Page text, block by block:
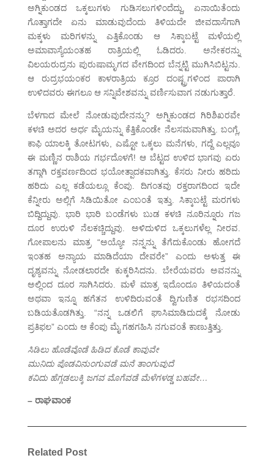
ಅಗ್ನಿಕುಂಡದ ಒಕ್ಕಲುಗಳು ಗುಡಿಸಲುಗಳಿಂದೆದ್ದು, ಏನಾಯಿತೆಂದು
ಗೊತ್ತಾಗದೇ ಏನು ಮಾಡುವುದೆಂದು ತಿಳಿಯದೇ ಜೀವದಾಸೆಗಾಗಿ
ಮಕ್ಕಳು ಮರಿಗಳನ್ನು ಎತ್ತಿಕೊಂಡು ಆ ಸಿಕ್ಕಾಬಟ್ಟೆ ಮಳೆಯಲ್ಲಿ
ಅಮಾವಾಸ್ಯೆಯಂತಹ ರಾತ್ರಿಯಲ್ಲಿ ಓಡಿದರು. ಅನೇಕರನ್ನು
ವಿಲಯರುದ್ರನು ಪುರುಷಾಮೃಗದ ವೇಗದಿಂದ ಬೆನ್ನಟ್ಟಿ ಮುಗಿಸಿಬಿಟ್ಟನು.
ಆ ರುದ್ರಭಯಂಕರ ಕಾಳರಾತ್ರಿಯ ಕ್ರೂರ ದಂಷ್ಟ್ರಗಳಿಂದ ಪಾರಾಗಿ
ಉಳಿದವರು ಈಗಲೂ ಆ ಸನ್ನಿವೇಶವನ್ನು ವರ್ಣಿಸುವಾಗ ನಡುಗುತ್ತಾರೆ.
ಬೆಳಗಾದ ಮೇಲೆ ನೋಡುವುದೇನನ್ನು? ಅಗ್ನಿಕುಂಡದ ಗಿರಿಶಿಖರವೇ
ಕಳಚಿ ಅದರ ಅರ್ಧ ಮೈಯನ್ನು ಕೆತ್ತಿಕೊಂಡೇ ನೆಲಸಮವಾಗಿತ್ತು. ಬಂಗ್ಲೆ,
ಕಾಫಿ ಯಾಲಕ್ಕಿ ತೋಟಗಳು, ಎಷ್ಟೋ ಒಕ್ಕಲು ಮನೆಗಳು, ಗದ್ದೆ ಎಲ್ಲವೂ
ಈ ಮಣ್ಣಿನ ರಾಶಿಯ ಗರ್ಭದೊಳಗೆ! ಆ ಬೆಟ್ಟದ ಉಳಿದ ಭಾಗವು ಏರು
ತಗ್ಗಾಗಿ ರಕ್ತವರ್ಣದಿಂದ ಭಯೋತ್ಪಾದಕವಾಗಿತ್ತು. ಕೆಸರು ನೀರು ಹರಿದು
ಹರಿದು ಎಲ್ಲ ಕಡೆಯಲ್ಲೂ ಕೆಂಪು. ದಿಗಂತವು ರಕ್ತರಾಗದಿಂದ ಇದೇ
ಕೆನ್ನೀರು ಅಲ್ಲಿಗೆ ಸಿಡಿಯಿತೋ ಎಂಬಂತೆ ಇತ್ತು. ಸಿಕ್ಕಾಬಟ್ಟೆ ಮರಗಳು
ಬಿದ್ದಿದ್ದುವು. ಭಾರಿ ಭಾರಿ ಬಂಡೆಗಳು ಬುಡ ಕಳಚಿ ನೂರಿನ್ನೂರು ಗಜ
ದೂರ ಉರುಳಿ ನೆಲಕಚ್ಚಿದ್ದುವು. ಅಳಿದುಳಿದ ಒಕ್ಕಲುಗಳೆಲ್ಲ ನೀರವ.
ಗೋಪಾಲನು ಮಾತ್ರ “ಅಯ್ಯೋ ನನ್ನನ್ನು ತೆಗೆದುಕೊಂಡು ಹೋಗದೆ
ಇಂತಹ ಅನ್ಯಾಯ ಮಾಡಿದೆಯಾ ದೇವರೇ” ಎಂದು ಅಳುತ್ತ ಈ
ದೃಶ್ಯವನ್ನು ನೋಡಲಾರದೇ ಕುಕ್ಕರಿಸಿದನು. ಬೇರೆಯವರು ಅವನನ್ನು
ಅಲ್ಲಿಂದ ದೂರ ಸಾಗಿಸಿದರು. ಮಳೆ ಮಾತ್ರ ಇದೊಂದೂ ತಿಳಿಯದಂತೆ
ಅಥವಾ ಇನ್ನೂ ಹಗೆತನ ಉಳಿದಿರುವಂತೆ ದ್ವಿಗುಣಿತ ರಭಸದಿಂದ
ಬಡಿಯತೊಡಗಿತ್ತು. “ನನ್ನ ಒಡಲಿಗೆ ಘಾಸಿಮಾಡಿದುದಕ್ಕೆ ನೋಡು
ಪ್ರತಿಫಲ” ಎಂದು ಆ ಕೆಂಪು ಮೈ ಗಹಗಹಿಸಿ ನಗುವಂತೆ ಕಾಣುತ್ತಿತ್ತು.
ಸಿಡಿಲು ಹೊಡೆವೊಡೆ ಹಿಡಿದ ಕೊಡೆ ಕಾವುವೇ
ಮುನಿದು ಪೊಡವಿನುಂಗುವಡೆ ಮನೆ ತಾಂಗುವುದೆ
ಕವಿದು ಹೆಗ್ಗಡಲುಕ್ಕಿ ಜಗವ ಮೊಗೆವಡೆ ಮೆಳೆಗಳಡ್ಡ ಬಹವೇ…
– ರಾಘವಾಂಕ
Related Post